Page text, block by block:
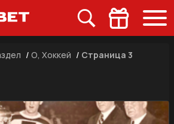
/ О, Хоккей / Страница 3